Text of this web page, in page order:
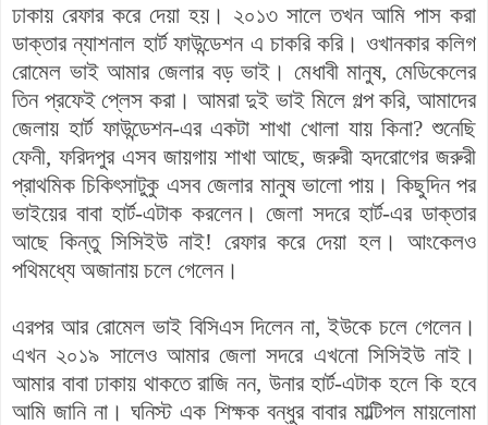
ঢাকায় রেফার করে দেয়া হয়। ২০১৩ সালে তখন আমি পাস করা
ডাক্তার ন্যাশনাল হার্ট ফাউন্ডেশন এ চাকরি করি। ওখানকার কলিগ
রোমেল ভাই আমার জেলার বড় ভাই। মেধাবী মানুষ, মেডিকেলের
তিন প্রফেই প্লেস করা। আমরা দুই ভাই মিলে গল্প করি, আমাদের
জেলায় হার্ট ফাউন্ডেশন-এর একটা শাখা খোলা যায় কিনা? শুনেছি
ফেনী, ফরিদপুর এসব জায়গায় শাখা আছে, জরুরী হৃদরোগের জরুরী
প্রাথমিক চিকিৎসাটুকু এসব জেলার মানুষ ভালো পায়। কিছুদিন পর
ভাইয়ের বাবা হার্ট-এটাক করলেন। জেলা সদরে হার্ট-এর ডাক্তার
আছে কিন্তু সিসিইউ নাই! রেফার করে দেয়া হল। আংকেলও
পথিমধ্যে অজানায় চলে গেলেন।
এরপর আর রোমেল ভাই বিসিএস দিলেন না, ইউকে চলে গেলেন।
এখন ২০১৯ সালেও আমার জেলা সদরে এখনো সিসিইউ নাই।
আমার বাবা ঢাকায় থাকতে রাজি নন, উনার হার্ট-এটাক হলে কি হবে
আমি জানি না। ঘনিস্ট এক শিক্ষক বন্ধুর বাবার মাল্টিপল মায়লোমা